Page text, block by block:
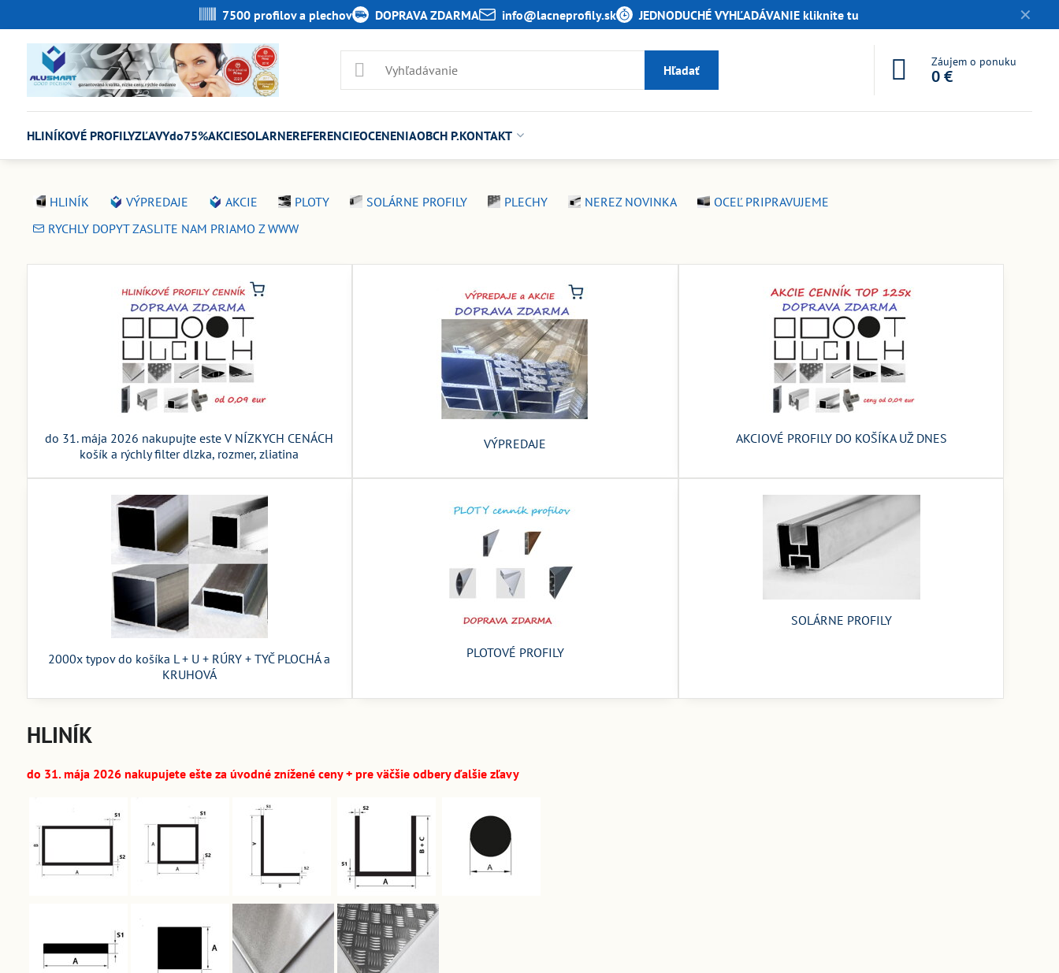
✕
7500 profilov a plechov DOPRAVA ZDARMA info​@lacneprofily​.sk JEDNODUCHÉ VYHĽADÁVANIE kliknite tu
Hľadať
Záujem o ponuku
0 €
HLINÍKOVÉ PROFILYZĽAVYdo75%AKCIESOLARNEREFERENCIEOCENENIAOBCH P.KONTAKT
HLINÍK VÝPREDAJE AKCIE PLOTY SOLÁRNE PROFILY PLECHY NEREZ NOVINKA
OCEĽ PRIPRAVUJEME
RYCHLY DOPYT ZASLITE NAM PRIAMO Z WWW
do 31. mája 2026 nakupujte este V NÍZKYCH CENÁCH
košík a rýchly filter dlzka, rozmer, zliatina
VÝPREDAJE AKCIOVÉ PROFILY DO KOŠÍKA UŽ DNES
2000x typov do košíka L + U + RÚRY + TYČ PLOCHÁ a
KRUHOVÁ
PLOTOVÉ PROFILY
SOLÁRNE PROFILY
HLINÍK
do 31. mája 2026 nakupujete ešte za úvodné znížené ceny + pre väčšie odbery ďalšie zľavy